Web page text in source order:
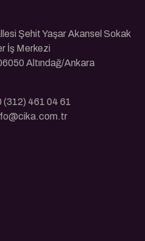
Şehit Yaşar Akansel Sokak
İş Merkezi
Altındağ/Ankara
(312) 461 04 61